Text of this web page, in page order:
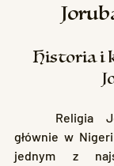
Historia i
głównie w
jednym z